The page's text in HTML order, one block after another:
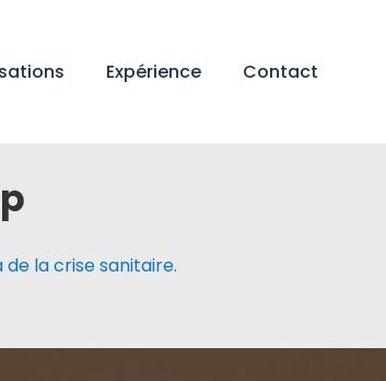
Expérience Contact
la crise sanitaire.